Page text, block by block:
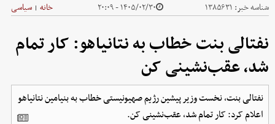
شناسه خبر: ۱۳۸۵۶۳۱ ۱۴۰۵/۰۲/۳۰ - ۲۰:۰۹ خانه | سیاسی
نفتالی بنت خطاب به نتانیاهو: کار تمام
شد، عقب‌نشینی کن
نفتالی بنت،‌ نخست وزیر پیشین رژیم صهیونیستی خطاب به بنیامین نتانیاهو
اعلام کرد: کار تمام شد، عقب‌نشینی کن.